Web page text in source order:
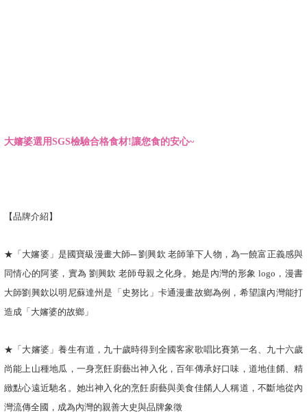
大嬸婆選用SGS檢驗合格食材!讓您食的安心~
【品牌介紹】
★「大嬸婆」是國寶級漫畫大師─ 劉興欽 老師筆下人物，為一饒富正義感與
同情心的阿婆，實為 劉興欽 老師母親之化身。她是內灣的形象 logo，漫書
大師劉興欽以明尼蘇達州是「史努比」卡通漫畫故鄉為例，希望讓內灣能打
造成「大嬸婆的故鄉」
★「大嬸婆」養生有道，九十歲時得到全國客家歌唱比賽第一名、九十六歲
尚能上山種地瓜，一身烹飪廚藝出神入化，百年傳承好口味，道地佳餚、精
緻點心遠近馳名。她出神入化的烹飪廚藝與美食佳餚人人稱道，不斷地從內
灣流傳全國，成為內灣的親善大史與品牌象徵